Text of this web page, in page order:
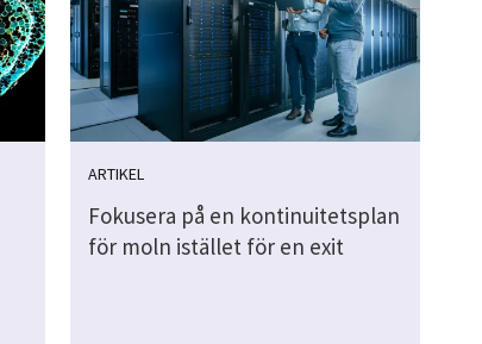
ARTIKEL
Fokusera på en kontinuitetsplan
för moln istället för en exit